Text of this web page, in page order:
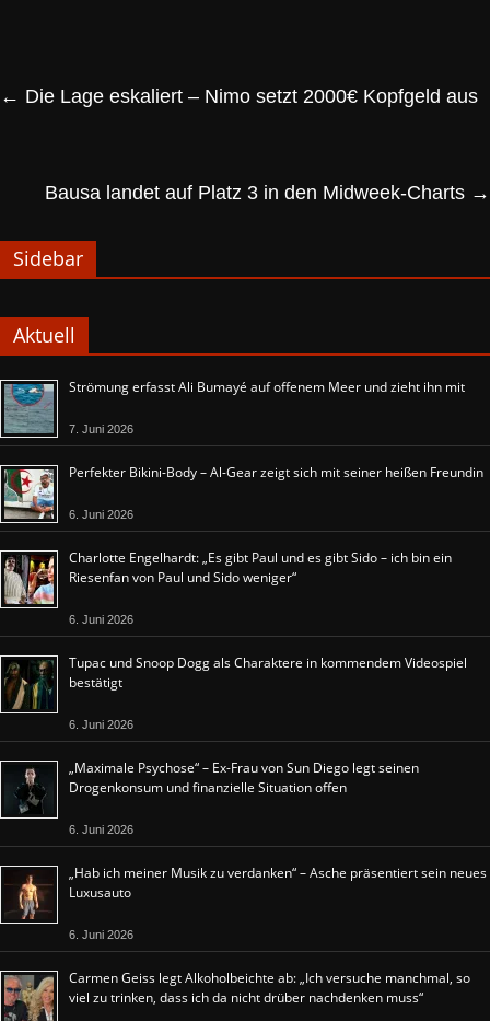
← Die Lage eskaliert – Nimo setzt 2000€ Kopfgeld aus
Bausa landet auf Platz 3 in den Midweek-Charts →
Sidebar
Aktuell
Strömung erfasst Ali Bumayé auf offenem Meer und zieht ihn mit
7. Juni 2026
Perfekter Bikini-Body – Al-Gear zeigt sich mit seiner heißen Freundin
6. Juni 2026
Charlotte Engelhardt: „Es gibt Paul und es gibt Sido – ich bin ein
Riesenfan von Paul und Sido weniger“
6. Juni 2026
Tupac und Snoop Dogg als Charaktere in kommendem Videospiel
bestätigt
6. Juni 2026
„Maximale Psychose“ – Ex-Frau von Sun Diego legt seinen
Drogenkonsum und finanzielle Situation offen
6. Juni 2026
„Hab ich meiner Musik zu verdanken“ – Asche präsentiert sein neues
Luxusauto
6. Juni 2026
Carmen Geiss legt Alkoholbeichte ab: „Ich versuche manchmal, so
viel zu trinken, dass ich da nicht drüber nachdenken muss“